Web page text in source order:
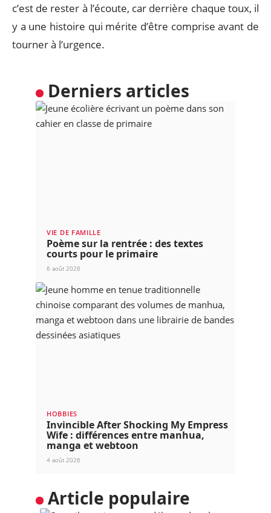
c’est de rester à l’écoute, car derrière chaque toux, il
y a une histoire qui mérite d’être comprise avant de
tourner à l’urgence.
Derniers articles
VIE DE FAMILLE
Poème sur la rentrée : des textes
courts pour le primaire
6 août 2026
HOBBIES
Invincible After Shocking My Empress
Wife : différences entre manhua,
manga et webtoon
4 août 2026
Article populaire